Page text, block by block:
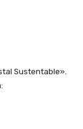
Sustentable».